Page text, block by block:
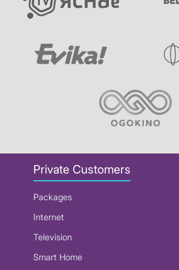
Private Customers
Packages
Internet
Television
Smart Home